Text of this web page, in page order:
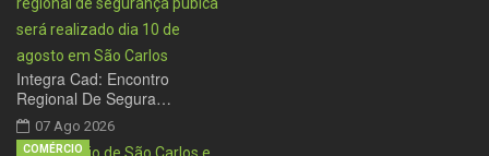
Integra Cad: Encontro
Regional De Segura…
07 Ago 2026
COMÉRCIO